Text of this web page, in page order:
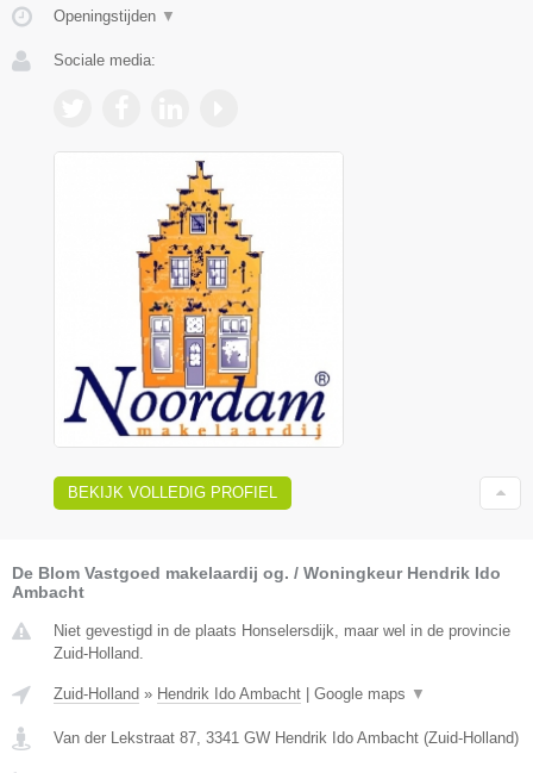
Openingstijden ▼
Sociale media:
BEKIJK VOLLEDIG PROFIEL
De Blom Vastgoed makelaardij og. / Woningkeur Hendrik Ido
Ambacht
Niet gevestigd in de plaats Honselersdijk, maar wel in de provincie
Zuid-Holland.
Zuid-Holland » Hendrik Ido Ambacht Google maps ▼
Van der Lekstraat 87, 3341 GW Hendrik Ido Ambacht (Zuid-Holland)